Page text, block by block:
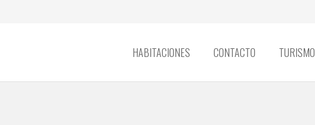
HABITACIONES CONTACTO TURISMO